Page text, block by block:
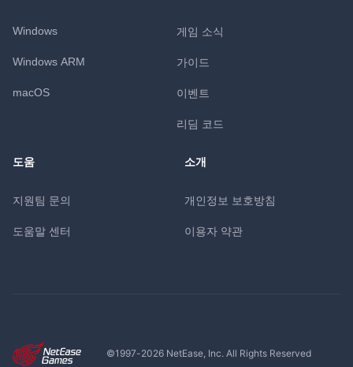
Windows
Windows ARM
macOS
게임 소식
가이드
이벤트
리딤 코드
도움
지원팀 문의
도움말 센터
소개
개인정보 보호방침
이용자 약관
©1997-2026NetEase, Inc. All Rights Reserved